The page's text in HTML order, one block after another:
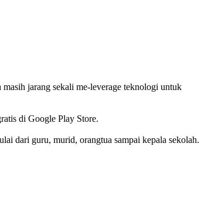
jarang sekali me-leverage teknologi untuk
di Google Play Store.
dari guru, murid, orangtua sampai kepala sekolah.